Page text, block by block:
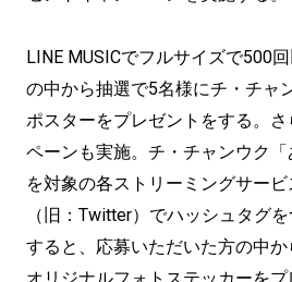
LINE MUSICでフルサイズで500
の中から抽選で5名様にチ・チャ
ポスターをプレゼントをする。
ペーンも実施。チ・チャンウク「
を対象の各ストリーミングサー
（旧：Twitter）でハッシュタグ
すると、応募いただいた方の中